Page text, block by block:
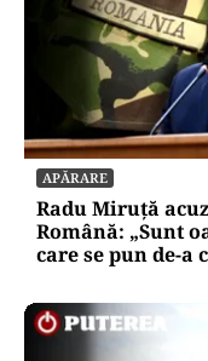
APĂRARE
Radu Miruță
Română: „Sunt
care se pun de-a